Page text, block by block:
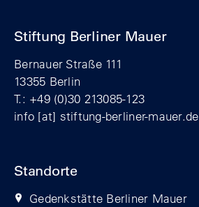
Stiftung Berliner Mauer
Bernauer Straße 111
13355 Berlin
T.: +49 (0)30 213085-123
info [at] stiftung-berliner-mauer.de
Standorte
Gedenkstätte Berliner Mauer